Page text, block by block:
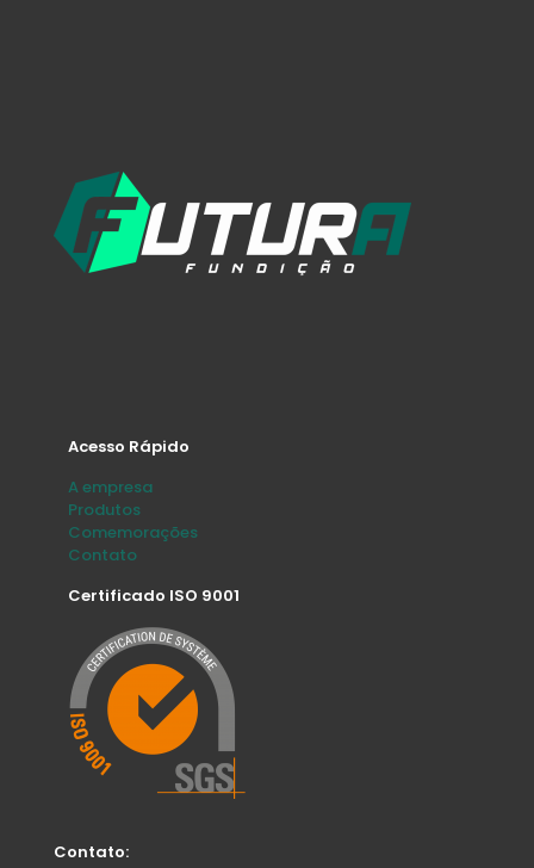
Acesso Rápido
A empresa
Produtos
Comemorações
Contato
Certificado ISO 9001
Contato: